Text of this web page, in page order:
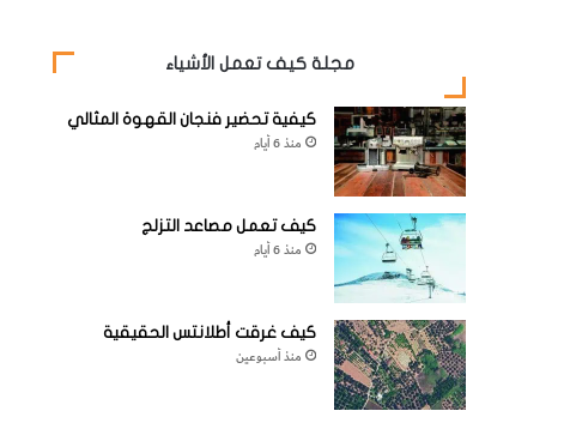
مجلة كيف تعمل الأشياء
كيفية تحضير فنجان القهوة المثالي
منذ 6 أيام
كيف تعمل مصاعد التزلج
منذ 6 أيام
كيف غرقت أطلانتس الحقيقية
منذ أسبوعين